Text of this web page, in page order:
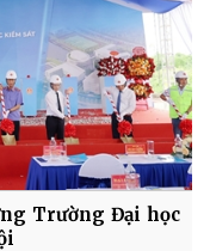
Trường Đại học